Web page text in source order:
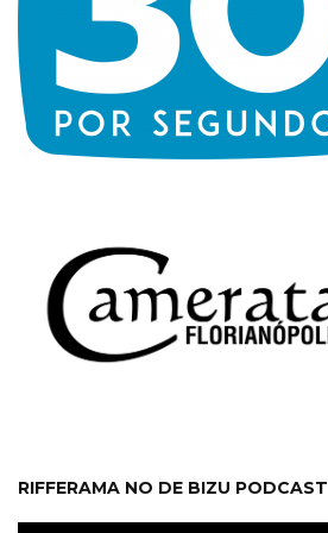
RIFFERAMA NO DE BIZU PODCAST